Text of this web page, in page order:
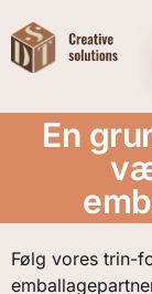
En
Følg vores trin-